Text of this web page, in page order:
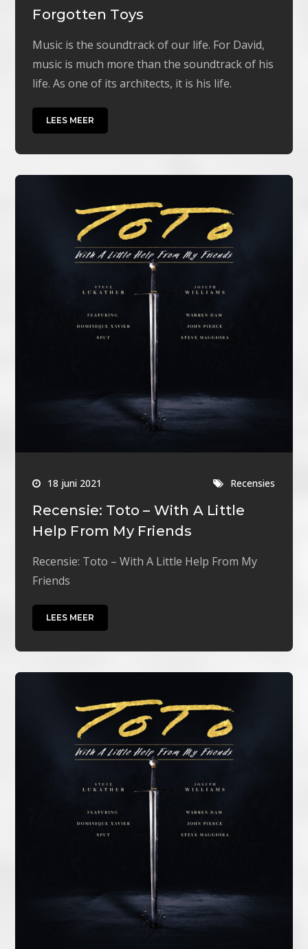
Forgotten Toys
Music is the soundtrack of our life. For David,
music is much more than the soundtrack of his
life. As one of its architects, it is his life.
LEES MEER
18 juni 2021 Recensies
Recensie: Toto – With A Little
Help From My Friends
Recensie: Toto – With A Little Help From My
Friends
LEES MEER